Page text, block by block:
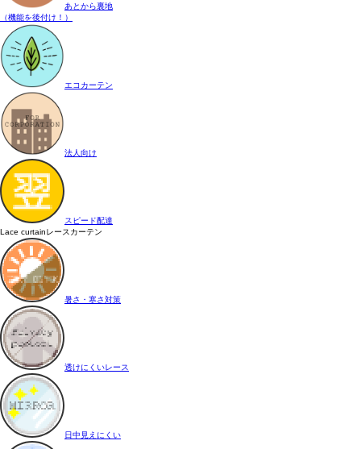
あとから裏地
（機能を後付け！）
エコカーテン
法人向け
スピード配達
Lace curtainレースカーテン
暑さ・寒さ対策
透けにくいレース
日中見えにくい